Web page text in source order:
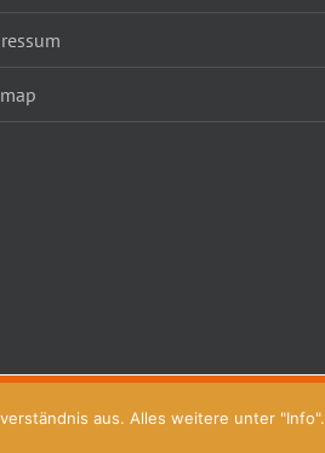
aus. Alles weitere unter "Info".